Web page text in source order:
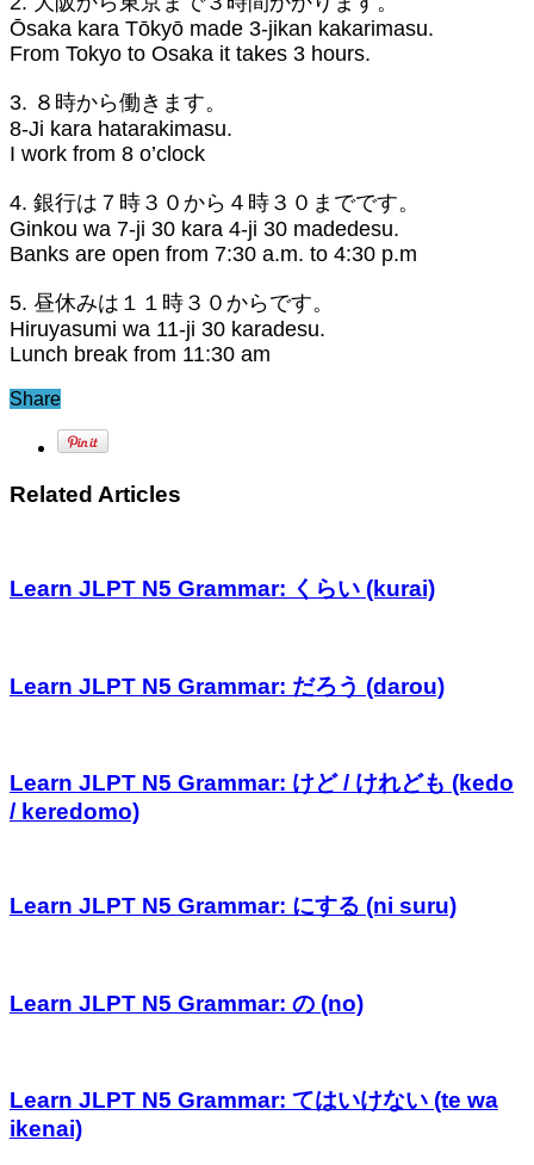
Ōsaka kara Tōkyō made 3-jikan kakarimasu.
From Tokyo to Osaka it takes 3 hours.
3. ８時から働きます。
8-Ji kara hatarakimasu.
I work from 8 o’clock
4. 銀行は７時３０から４時３０までです。
Ginkou wa 7-ji 30 kara 4-ji 30 madedesu.
Banks are open from 7:30 a.m. to 4:30 p.m
5. 昼休みは１１時３０からです。
Hiruyasumi wa 11-ji 30 karadesu.
Lunch break from 11:30 am
Share
Related Articles
Learn JLPT N5 Grammar: くらい (kurai)
Learn JLPT N5 Grammar: だろう (darou)
Learn JLPT N5 Grammar: けど / けれども (kedo
/ keredomo)
Learn JLPT N5 Grammar: にする (ni suru)
Learn JLPT N5 Grammar: の (no)
Learn JLPT N5 Grammar: てはいけない (te wa
ikenai)